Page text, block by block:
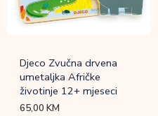
Djeco Zvučna drvena
umetaljka Afričke
životinje 12+ mjeseci
65,00KM